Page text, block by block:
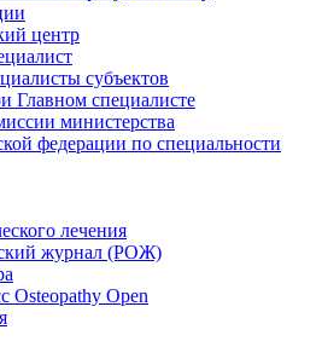
центр
субъектов
Главном специалисте
министерства
федерации по специальности
лечения
журнал (РОЖ)
Osteopathy Open